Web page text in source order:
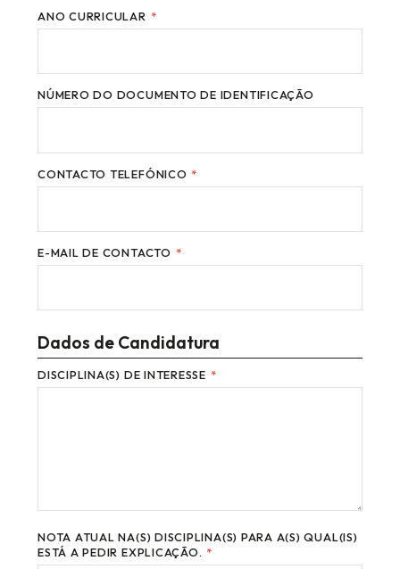
ANO CURRICULAR *
NÚMERO DO DOCUMENTO DE IDENTIFICAÇÃO
CONTACTO TELEFÓNICO *
E-MAIL DE CONTACTO *
Dados de Candidatura
DISCIPLINA(S) DE INTERESSE *
NOTA ATUAL NA(S) DISCIPLINA(S) PARA A(S) QUAL(IS)
ESTÁ A PEDIR EXPLICAÇÃO. *